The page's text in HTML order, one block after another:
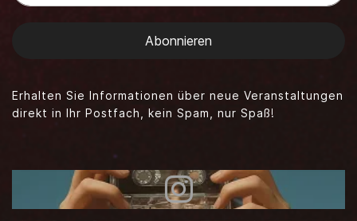
Abonnieren
Erhalten Sie Informationen über neue Veranstaltungen
direkt in Ihr Postfach, kein Spam, nur Spaß!
Instagram